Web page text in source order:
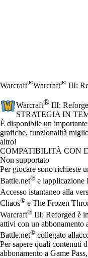
Warcraft®Warcraft® III:
Warcraft® III:
STRATEGIA IN
Product Notification
È disponibile un
grafiche, funzionalità
altro!
Prezzo
Available actions
COMPATIBILITÀ CON
Non supportato
Per giocare sono richieste
Battle.net® e lapplicazione
Accesso istantaneo alla
Chaos® e The Frozen
Warcraft® III: Reforged è
attivi con un abbonamento
Battle.net® collegato
Per sapere quali contenuti
abbonamento a Game